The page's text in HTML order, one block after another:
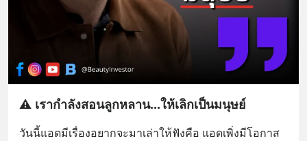
⚠️ เรากำลังสอนลูกหลาน...ให้เลิกเป็นมนุษย์
วันนี้แอดมีเรื่องอยากจะมาเล่าให้ฟังคือ แอดเพิ่งมีโอกาส